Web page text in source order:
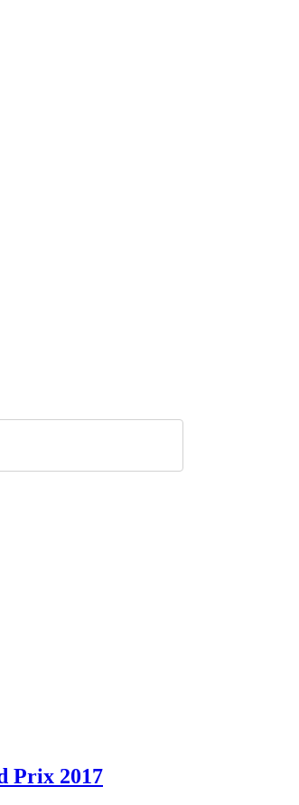
Prix 2017